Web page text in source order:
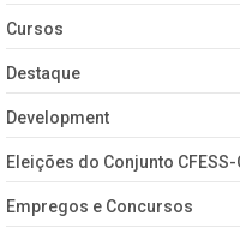
Cursos
Destaque
Development
Eleições do Conjunto CFESS-
Empregos e Concursos